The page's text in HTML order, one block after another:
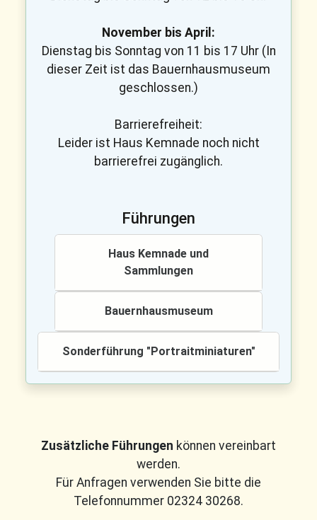
November bis April:
Dienstag bis Sonntag von 11 bis 17 Uhr (In
dieser Zeit ist das Bauernhausmuseum
geschlossen.)
Barrierefreiheit:
Leider ist Haus Kemnade noch nicht
barrierefrei zugänglich.
Führungen
Haus Kemnade und
Sammlungen
Bauernhausmuseum
Sonderführung "Portraitminiaturen"
Zusätzliche Führungen können vereinbart
werden.
Für Anfragen verwenden Sie bitte die
Telefonnummer 02324 30268.